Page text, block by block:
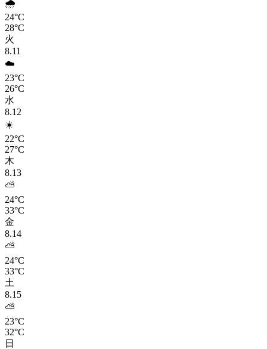
🌧️
24°C
28°C
火
8.11
☁️
23°C
26°C
水
8.12
☀️
22°C
27°C
木
8.13
⛅
24°C
33°C
金
8.14
⛅
24°C
33°C
土
8.15
⛅
23°C
32°C
日